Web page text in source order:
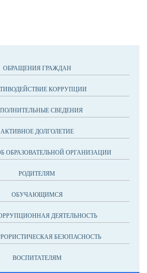
ОБРАЩЕНИЯ ГРАЖДАН
КОРРУПЦИИ
СВЕДЕНИЯ
АКТИВНОЕ ДОЛГОЛЕТИЕ
ОБРАЗОВАТЕЛЬНОЙ ОРГАНИЗАЦИИ
РОДИТЕЛЯМ
ОБУЧАЮЩИМСЯ
ДЕЯТЕЛЬНОСТЬ
БЕЗОПАСНОСТЬ
ВОСПИТАТЕЛЯМ